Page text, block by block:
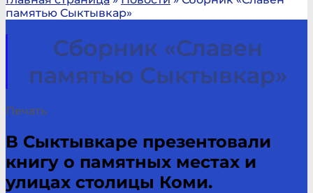
памятью Сыктывкар»
Сборник «Славен
памятью Сыктывкар»
Печать
В Сыктывкаре презентовали
книгу о памятных местах и
улицах столицы Коми.